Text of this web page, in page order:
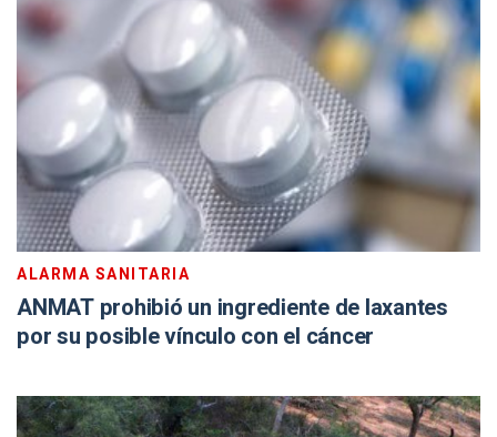
ALARMA SANITARIA
ANMAT prohibió un ingrediente de laxantes
por su posible vínculo con el cáncer